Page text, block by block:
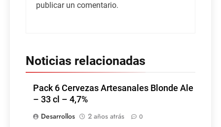
publicar un comentario.
Noticias relacionadas
Pack 6 Cervezas Artesanales Blonde Ale
– 33 cl – 4,7%
Desarrollos
2 años atrás 0